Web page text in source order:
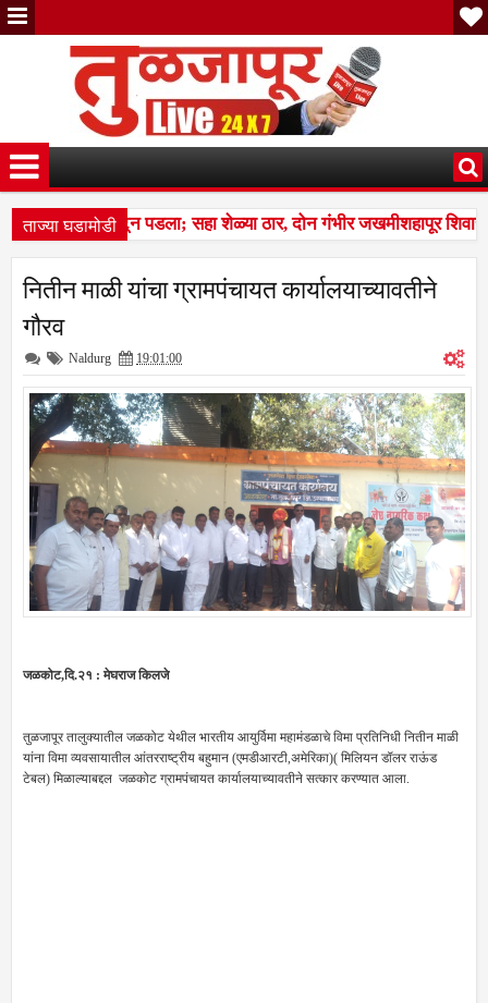
ताज्या घडामोडी
शेळ्यांवर तुटून पडला; सहा शेळ्या ठार, दोन गंभीर जखमीशहापूर
देतो' म्हणत १७ लाखांचा गंडा; तुळजापूर तालुक्यातील दाम्पत्याची आर्थिक
शेळ्यांवर तुटून पडला; सहा शेळ्या ठार, दोन गंभीर जखमीशहापूर
नितीन माळी यांचा ग्रामपंचायत कार्यालयाच्यावतीने
गौरव
Naldurg 19:01:00
जळकोट,दि.२१ : मेघराज किलजे
तुळजापूर तालुक्यातील जळकोट येथील भारतीय आयुर्विमा महामंडळाचे विमा प्रतिनिधी नितीन माळी
यांना विमा व्यवसायातील आंतरराष्ट्रीय बहुमान (एमडीआरटी,अमेरिका)( मिलियन डॉलर राऊंड
टेबल) मिळाल्याबद्दल जळकोट ग्रामपंचायत कार्यालयाच्यावतीने सत्कार करण्यात आला.